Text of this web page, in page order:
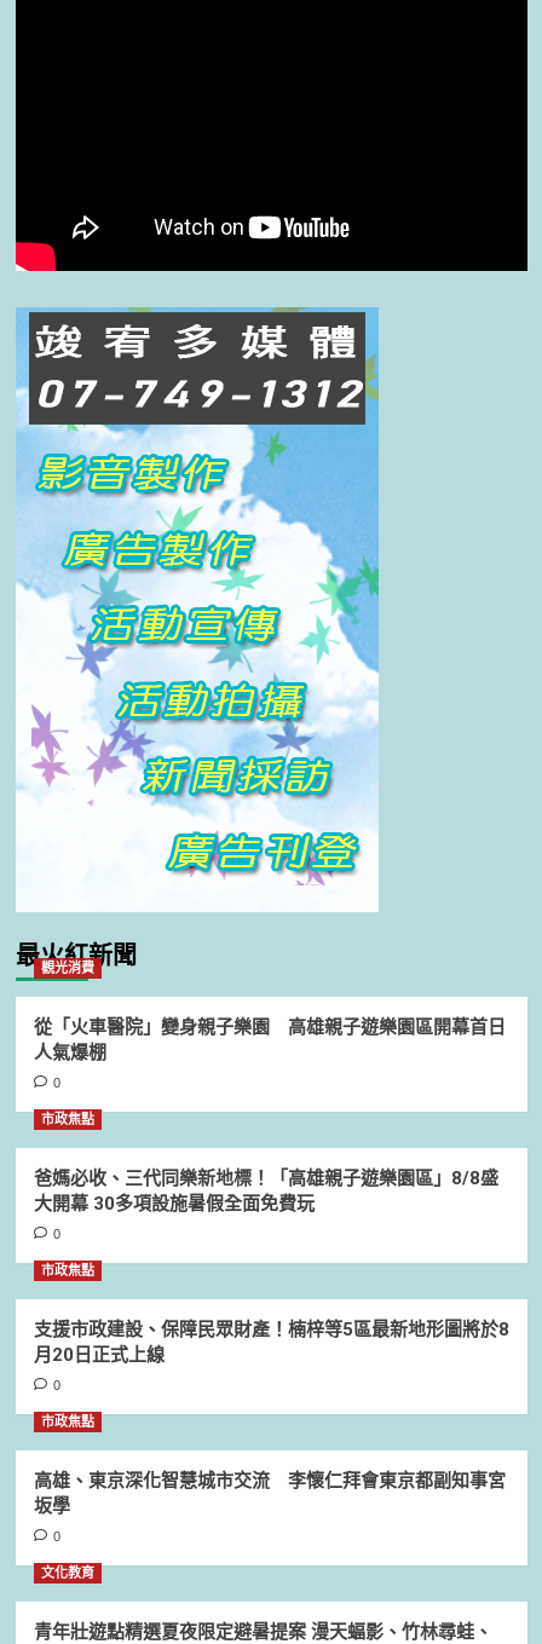
最火紅新聞
觀光消費
從「火車醫院」變身親子樂園 高雄親子遊樂園區開幕首日
人氣爆棚
0
市政焦點
爸媽必收、三代同樂新地標！「高雄親子遊樂園區」8/8盛
大開幕 30多項設施暑假全面免費玩
0
市政焦點
支援市政建設、保障民眾財產！楠梓等5區最新地形圖將於8
月20日正式上線
0
市政焦點
高雄、東京深化智慧城市交流 李懷仁拜會東京都副知事宮
坂學
0
文化教育
青年壯遊點精選夏夜限定避暑提案 漫天蝠影、竹林尋蛙、